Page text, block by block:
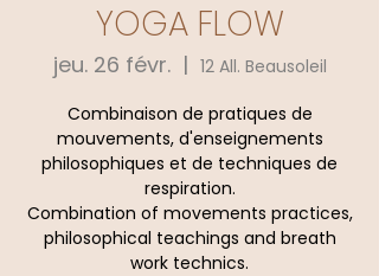
YOGA FLOW
jeu. 26 févr.
  |
12 All. Beausoleil
Combinaison de pratiques de
mouvements, d'enseignements
philosophiques et de techniques de
respiration.
Combination of movements practices,
philosophical teachings and breath
work technics.